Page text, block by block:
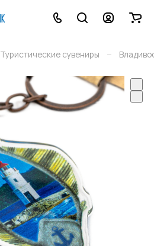
Туристические сувениры –